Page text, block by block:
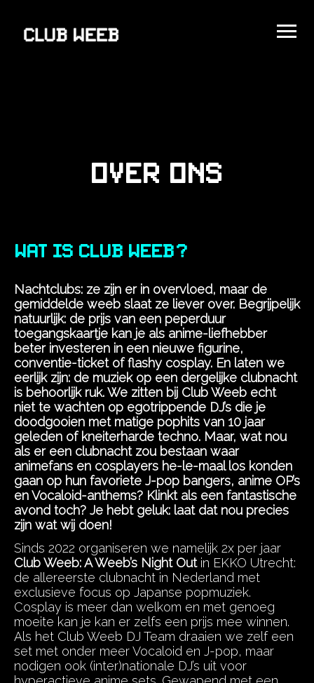
Over ons
Wat is club weeb?
Nachtclubs: ze zijn er in overvloed, maar de
gemiddelde weeb slaat ze liever over. Begrijpelijk
natuurlijk: de prijs van een peperduur
toegangskaartje kan je als anime-liefhebber
beter investeren in een nieuwe figurine,
conventie-ticket of flashy cosplay. En laten we
eerlijk zijn: de muziek op een dergelijke clubnacht
is behoorlijk ruk. We zitten bij Club Weeb echt
niet te wachten op egotrippende DJ’s die je
doodgooien met matige pophits van 10 jaar
geleden of kneiterharde techno. Maar, wat nou
als er een clubnacht zou bestaan waar
animefans en cosplayers he-le-maal los konden
gaan op hun favoriete J-pop bangers, anime OP’s
en Vocaloid-anthems? Klinkt als een fantastische
avond toch? Je hebt geluk: laat dat nou precies
zijn wat wij doen!
Sinds 2022 organiseren we namelijk 2x per jaar
Club Weeb: A Weeb’s Night Out in EKKO Utrecht:
de allereerste clubnacht in Nederland met
exclusieve focus op Japanse popmuziek.
Cosplay is meer dan welkom en met genoeg
moeite kan je kan er zelfs een prijs mee winnen.
Als het Club Weeb DJ Team draaien we zelf een
set met onder meer Vocaloid en J-pop, maar
nodigen ook (inter)nationale DJ’s uit voor